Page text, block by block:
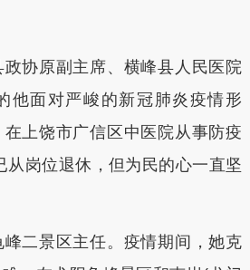
原副主席、横峰县人民医院
他面对严峻的新冠肺炎疫情形
上饶市广信区中医院从事防疫
从岗位退休，但为民的心一直坚
景区主任。疫情期间，她克